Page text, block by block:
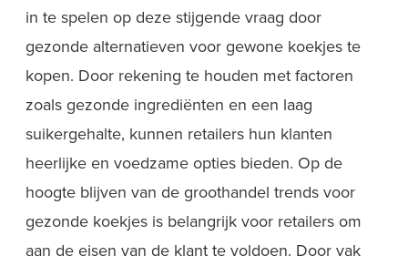
in te spelen op deze stijgende vraag door
gezonde alternatieven voor gewone koekjes te
kopen. Door rekening te houden met factoren
zoals gezonde ingrediënten en een laag
suikergehalte, kunnen retailers hun klanten
heerlijke en voedzame opties bieden. Op de
hoogte blijven van de groothandel trends voor
gezonde koekjes is belangrijk voor retailers om
aan de eisen van de klant te voldoen. Door vak